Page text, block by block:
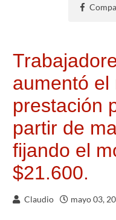
aumentó el
prestación
partir de
fijando el
$21.600.
Claudio mayo 03,